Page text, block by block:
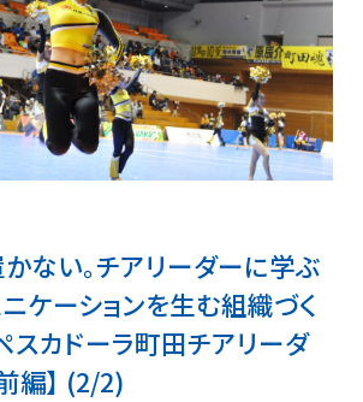
ない。チアリーダーに学ぶ
ケーションを生む組織づく
ペスカドーラ町田チアリーダ
編】 (2/2)